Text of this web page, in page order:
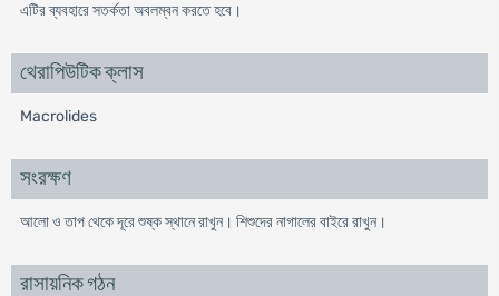
এটির ব্যবহারে সতর্কতা অবলম্বন করতে হবে।
থেরাপিউটিক ক্লাস
Macrolides
সংরক্ষণ
আলো ও তাপ থেকে দূরে শুষ্ক স্থানে রাখুন। শিশুদের নাগালের বাইরে রাখুন।
রাসায়নিক গঠন